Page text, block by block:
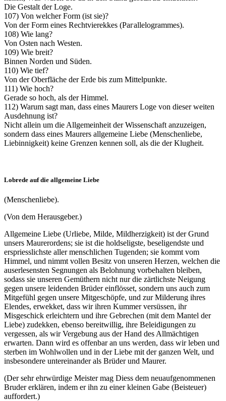
Die Gestalt der Loge.
107) Von welcher Form (ist sie)?
Von der Form eines Rechtvierekkes (Рагallelogrammes).
108) Wie lang?
Von Osten nach Westen.
109) Wie breit?
Binnen Norden und Süden.
110) Wie tief?
Von der Oberfläche der Erde bis zum Mittelpunkte.
111) Wie hoch?
Gerade so hoch, als der Himmel.
112) Warum sagt man, dass eines Maurers Loge von dieser weiten
Ausdehnung ist?
Nicht allein um die Allgemeinheit der Wissenschaft anzuzeigen,
sondern dass eines Maurers allgemeine Liebe (Menschenliebe,
Liebinnigkeit) keine Grenzen kennen soll, als die der Klugheit.
Lobrede auf die allgemeine Liebe
(Menschenliebe).
(Von dem Herausgeber.)
Allgemeine Liebe (Urliebe, Milde, Mildherzigkeit) ist der Grund
unsers Maurerordens; sie ist die holdseligste, beseligendste und
erspriesslichste aller menschlichen Tugenden; sie kommt vom
Himmel, und nimmt vollen Besitz von unseren Herzen, welchen die
auserlesensten Segnungen als Belohnung vorbehalten bleiben,
sodass sie unseren Gemüthern nicht nur die zärtlichste Neigung
gegen unsere leidenden Brüder einflösset, sondern uns auch zum
Mitgefühl gegen unsere Mitgeschöpfe, und zur Milderung ihres
Elendes, erwekket, dass wir ihren Kummer versüssen, ihr
Misgeschick erleichtern und ihre Gebrechen (mit dem Mantel der
Liebe) zudekken, ebenso bereitwillig, ihre Beleidigungen zu
vergessen, als wir Vergebung aus der Hand des Allmächtigen
erwarten. Dann wird es offenbar an uns werden, dass wir leben und
sterben im Wohlwollen und in der Liebe mit der ganzen Welt, und
insbesondere untereinander als Brüder und Maurer.
(Der sehr ehrwürdige Meister mag Diess dem neuaufgenommenen
Bruder erklären, indem er ihn zu einer kleinen Gabe (Beisteuer)
auffordert.)